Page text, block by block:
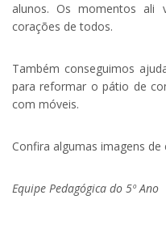
alunos. Os momentos ali
corações de todos.
Também conseguimos
para reformar o pátio de
com móveis.
Confira algumas imagens
Equipe Pedagógica do 5º Ano